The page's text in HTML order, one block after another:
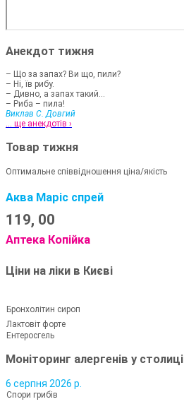
Анекдот тижня
– Що за запах? Ви що, пили?
– Ні, їв рибу.
– Дивно, а запах такий...
– Риба – пила!
Виклав С. Довгий
... ще анекдотів ›
Товар тижня
Оптимальне співвідношення ціна/якість
Аква Маріс спрей
119, 00
Аптека Копійка
Ціни на ліки в Києві
Бронхолітин сироп
Лактовіт форте
Ентеросгель
Моніторинг алергенів у столиці
6 серпня 2026 р.
Спори грибів